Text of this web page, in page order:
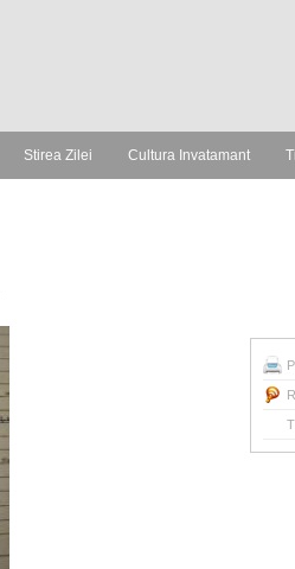
Stirea Zilei Cultura Invatamant